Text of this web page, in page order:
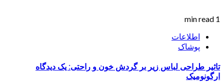
1 min read
اطلاعات
پوشاک
تاثیر طراحی لباس زیر بر گردش خون و راحتی: یک دیدگاه
ارگونومیک